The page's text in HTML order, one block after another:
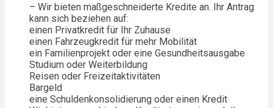
– Wir bieten maßgeschneiderte Kredite an. Ihr Antrag
kann sich beziehen auf:
einen Privatkredit für Ihr Zuhause
einen Fahrzeugkredit für mehr Mobilität
ein Familienprojekt oder eine Gesundheitsausgabe
Studium oder Weiterbildung
Reisen oder Freizeitaktivitäten
Bargeld
eine Schuldenkonsolidierung oder einen Kredit